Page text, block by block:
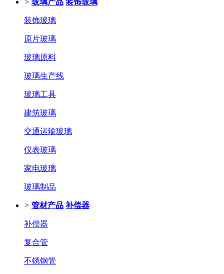
装饰玻璃
原片玻璃
玻璃原料
玻璃生产线
玻璃工具
建筑玻璃
交通运输玻璃
仪表玻璃
家电玻璃
玻璃制品
> 管材产品 补偿器
补偿器
复合管
不锈钢管